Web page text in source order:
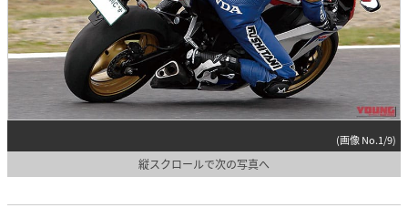
(画像 No.1/9)
縦スクロールで次の写真へ